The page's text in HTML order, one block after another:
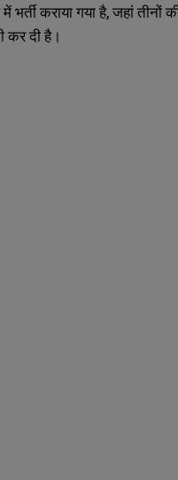
भर्ती कराया गया है, जहां
कर दी है।